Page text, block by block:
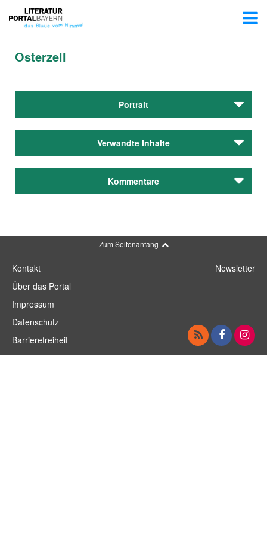
Osterzell
Portrait
Verwandte Inhalte
Ehlich, Marianne
Engler, Leon
Institutionen
Theaterverein Bayrischer Hiasl Osterzell e.V.
Literarische Orte
Osterzell, Gasthaus „Zur Post“
Kommentare
Zum Seitenanfang
Kontakt
Über das Portal
Impressum
Datenschutz
Barrierefreiheit
Newsletter